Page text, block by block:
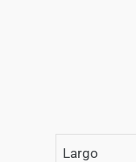
Largo